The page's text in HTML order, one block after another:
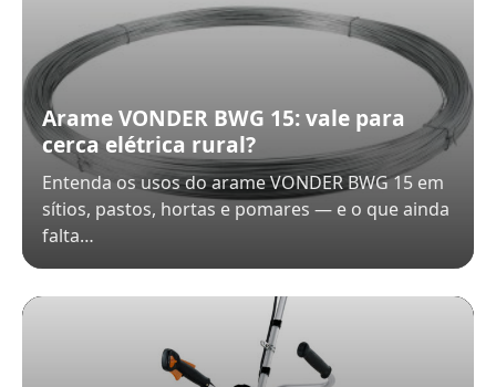
Arame VONDER BWG 15: vale para
cerca elétrica rural?
Entenda os usos do arame VONDER BWG 15 em
sítios, pastos, hortas e pomares — e o que ainda
falta…